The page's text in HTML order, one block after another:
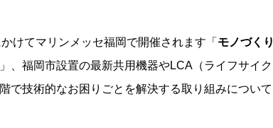
けてマリンメッセ福岡で開催されます「 モノづくり
、福岡市設置の最新共用機器やLCA（ライフサイク
で技術的なお困りごとを解決する取り組みについて